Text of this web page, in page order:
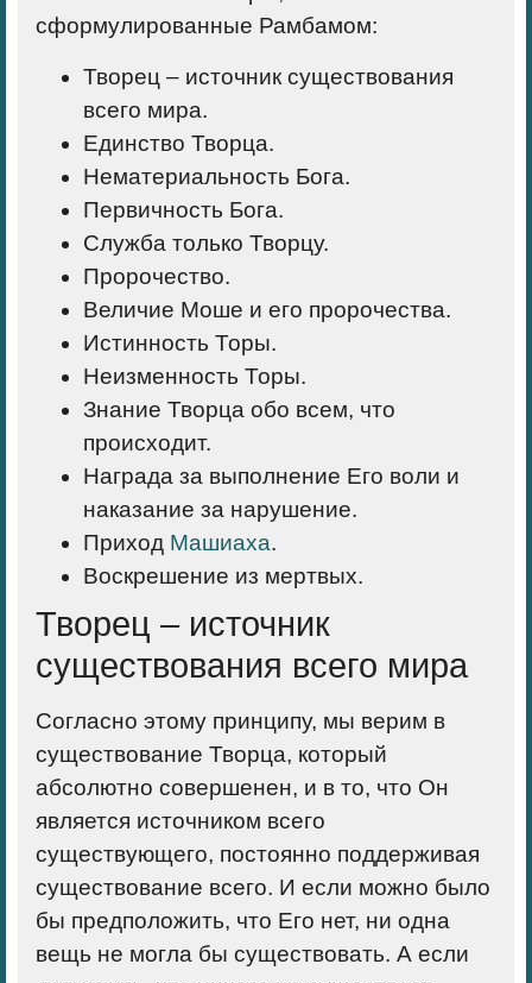
сформулированные Рамбамом:
Творец – источник существования
всего мира.
Единство Творца.
Нематериальность Бога.
Первичность Бога.
Служба только Творцу.
Пророчество.
Величие Моше и его пророчества.
Истинность Торы.
Неизменность Торы.
Знание Творца обо всем, что
происходит.
Награда за выполнение Его воли и
наказание за нарушение.
Приход Машиаха.
Воскрешение из мертвых.
Творец – источник
существования всего мира
Согласно этому принципу, мы верим в
существование Творца, который
абсолютно совершенен, и в то, что Он
является источником всего
существующего, постоянно поддерживая
существование всего. И если можно было
бы предположить, что Его нет, ни одна
вещь не могла бы существовать. А если